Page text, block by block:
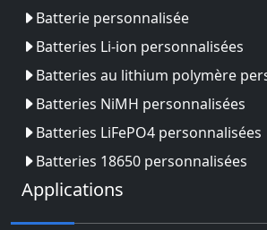
Batterie personnalisée
Batteries Li-ion personnalisées
Batteries au lithium polymère
Batteries NiMH personnalisées
Batteries LiFePO4 personnalisées
Batteries 18650 personnalisées
Applications